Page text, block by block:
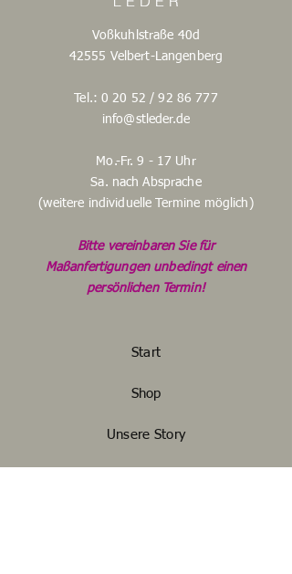
Voßkuhlstraße 40d
42555 Velbert-Langenberg
Tel.: 0 20 52 /92 86 777
info@stleder.de
Mo.-Fr. 9 - 17 Uhr
Sa. nach Absprache
(weitere individuelle Termine möglich)
Bitte vereinbaren Sie für
Maßanfertigungen unbedingt einen
persönlichen Termin!
Start
Shop
Unsere Story